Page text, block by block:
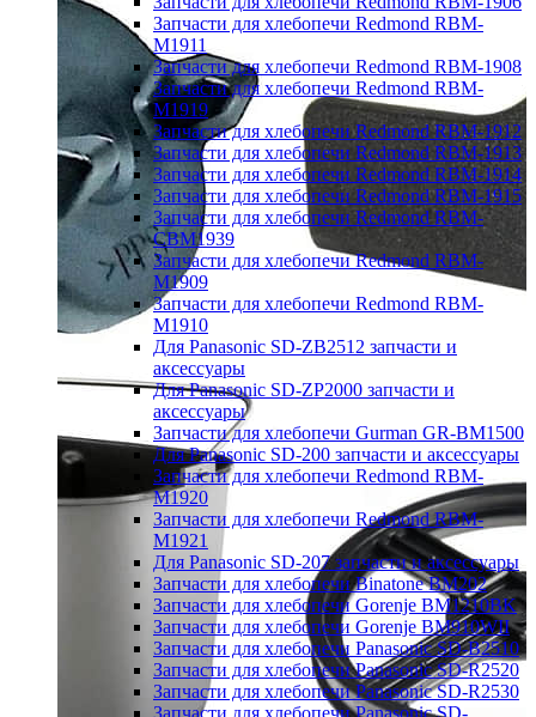
Запчасти для хлебопечи Redmond RBM-
M1911
Запчасти для хлебопечи Redmond RBM-1908
Запчасти для хлебопечи Redmond RBM-
M1919
Запчасти для хлебопечи Redmond RBM-1912
Запчасти для хлебопечи Redmond RBM-1913
Запчасти для хлебопечи Redmond RBM-1914
Запчасти для хлебопечи Redmond RBM-1915
Запчасти для хлебопечи Redmond RBM-
CBM1939
Запчасти для хлебопечи Redmond RBM-
M1909
Запчасти для хлебопечи Redmond RBM-
M1910
Для Panasonic SD-ZB2512 запчасти и
аксессуары
Для Panasonic SD-ZP2000 запчасти и
аксессуары
Запчасти для хлебопечи Gurman GR-BM1500
Для Panasonic SD-200 запчасти и аксессуары
Запчасти для хлебопечи Redmond RBM-
M1920
Запчасти для хлебопечи Redmond RBM-
M1921
Для Panasonic SD-207 запчасти и аксессуары
Запчасти для хлебопечи Binatone BM202
Запчасти для хлебопечи Gorenje BM1210BK
Запчасти для хлебопечи Gorenje BM910WII
Запчасти для хлебопечи Panasonic SD-B2510
Запчасти для хлебопечи Panasonic SD-R2520
Запчасти для хлебопечи Panasonic SD-R2530
Запчасти для хлебопечи Panasonic SD-